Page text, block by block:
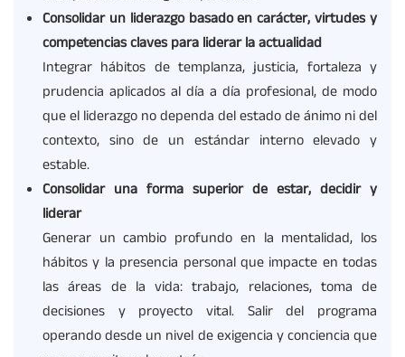
Consolidar un liderazgo basado en carácter, virtudes y
competencias claves para liderar la actualidad
Integrar hábitos de templanza, justicia, fortaleza y
prudencia aplicados al día a día profesional, de modo
que el liderazgo no dependa del estado de ánimo ni del
contexto, sino de un estándar interno elevado y
estable.
Consolidar una forma superior de estar, decidir y
liderar
Generar un cambio profundo en la mentalidad, los
hábitos y la presencia personal que impacte en todas
las áreas de la vida: trabajo, relaciones, toma de
decisiones y proyecto vital. Salir del programa
operando desde un nivel de exigencia y conciencia que